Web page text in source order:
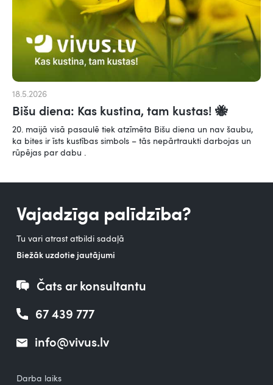
18.5.2026
Bišu diena: Kas kustina, tam kustas! 🐝
20. maijā visā pasaulē tiek atzīmēta Bišu diena un nav šaubu,
ka bites ir īsts kustības simbols – tās nepārtraukti darbojas un
rūpējas par dabu .
Vajadzīga palīdzība?
Tu vari atrast atbildi sadaļā
Biežāk uzdotie jautājumi
Čats ar konsultantu
67 439 777
info@vivus.lv
Darba laiks